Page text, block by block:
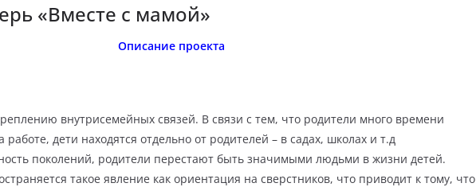
«Вместе с мамой»
Описание проекта
внутрисемейных связей. В связи с тем, что родители много времени
дети находятся отдельно от родителей – в садах, школах и т.д
поколений, родители перестают быть значимыми людьми в жизни детей.
такое явление как ориентация на сверстников, что приводит к тому, что